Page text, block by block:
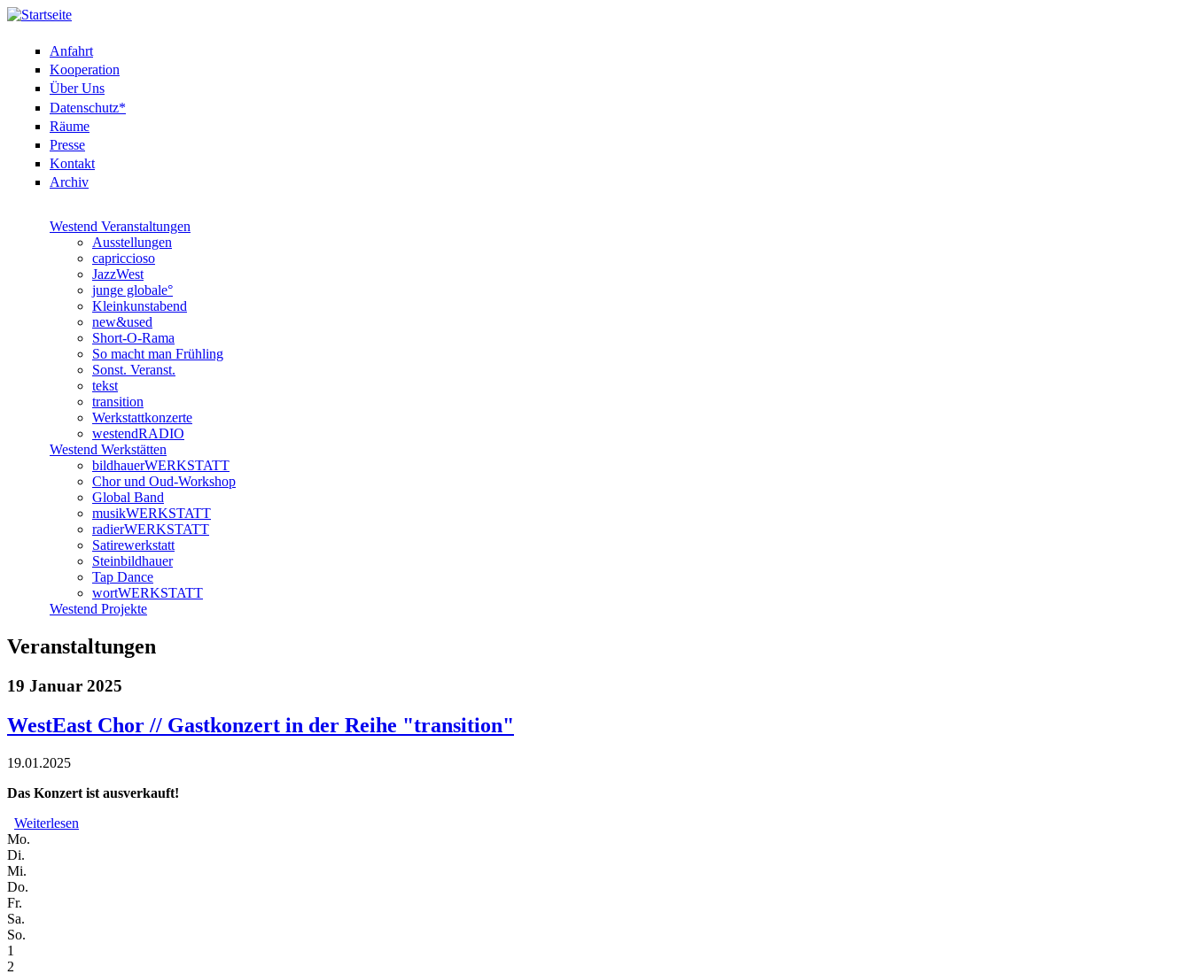
Anfahrt
Kooperation
Über Uns
Datenschutz*
Räume
Presse
Kontakt
Archiv
Westend Veranstaltungen
Ausstellungen
capriccioso
JazzWest
junge globale°
Kleinkunstabend
new&used
Short-O-Rama
So macht man Frühling
Sonst. Veranst.
tekst
transition
Werkstattkonzerte
westendRADIO
Westend Werkstätten
bildhauerWERKSTATT
Chor und Oud-Workshop
Global Band
musikWERKSTATT
radierWERKSTATT
Satirewerkstatt
Steinbildhauer
Tap Dance
wortWERKSTATT
Westend Projekte
Veranstaltungen
19 Januar 2025
WestEast Chor // Gastkonzert in der Reihe "transition"
19.01.2025
Das Konzert ist ausverkauft!
Weiterlesen
Mo.
Di.
Mi.
Do.
Fr.
Sa.
So.
1
2